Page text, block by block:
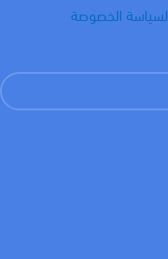
لسياسة الخصوصة